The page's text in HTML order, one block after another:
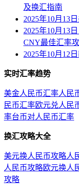
及换汇指南
2025年10月13
2025年10月13
CNY最佳汇率
2025年10月12
实时汇率趋势
美金人民币汇率人民
民币汇率欧元兑人民
率台币对人民币汇率
换汇攻略大全
美元换人民币攻略人
人民币攻略欧元换人
攻略